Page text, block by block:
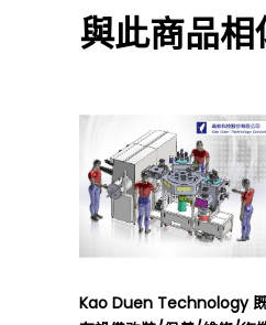
與此商品相
Kao Duen Technology